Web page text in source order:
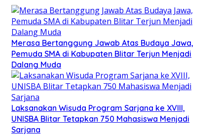
Merasa Bertanggung Jawab Atas Budaya Jawa,
Pemuda SMA di Kabupaten Blitar Terjun Menjadi
Dalang Muda
Laksanakan Wisuda Program Sarjana ke XVIII,
UNISBA Blitar Tetapkan 750 Mahasiswa Menjadi
Sarjana